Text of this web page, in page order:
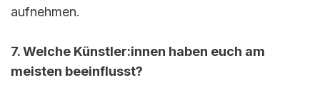
aufnehmen.
7. Welche Künstler:innen haben euch am
meisten beeinflusst?